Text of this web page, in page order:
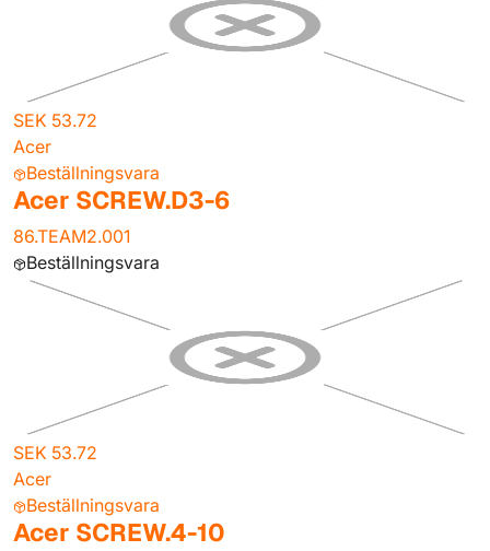
SEK 53.72
Acer
Beställningsvara
Acer SCREW.D3-6
86.TEAM2.001
Beställningsvara
SEK 53.72
Acer
Beställningsvara
Acer SCREW.4-10